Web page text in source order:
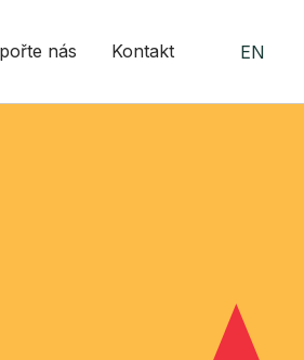
nás Kontakt EN